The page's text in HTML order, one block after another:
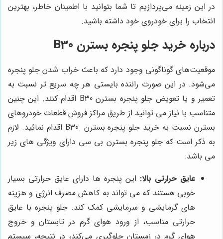
در این زمینه می‌پردازیم تا شما بتوانید با اطمینان خاطر، بهترین
انتخاب را برای خودروی خود داشته باشید.
درباره خرید جلو پنجره بسترن B30
موقعیت‌های گوناگونی وجود دارد که باعث خراب شدن جلو پنجره
می‌شود. در این صورت راننده بایستی هر چه سریع تر نسبت به
تعمیر و یا تعویض جلو پنجره بسترن B30 اقدام کنند. این چنین
متناسب با نیاز می توانید از طریق مراکز فروش قطعات خودروهای
بسترن نسبت به خرید جلو پنجره‌ بسترن B30
اقدام نمائید. لازم
به ذکر است که جلو پنجره بسترن بی سی دارای ویژگی ‌های زیر
می باشد:
عایق حرارتی بالا: این پنجره ‌ها دارای عایق حرارتی بسیار
خوبی هستند که می ‌تواند به کاهش مصرف انرژی و هزینه
‌های گرمایشی و سرمایشی کمک کند. جلو پنجره با عایق
حرارتی مناسب، از ورود هوای گرم در تابستان و خروج
هوای گرم در زمستان جلوگیری می‌کند، در نتیجه، سیستم